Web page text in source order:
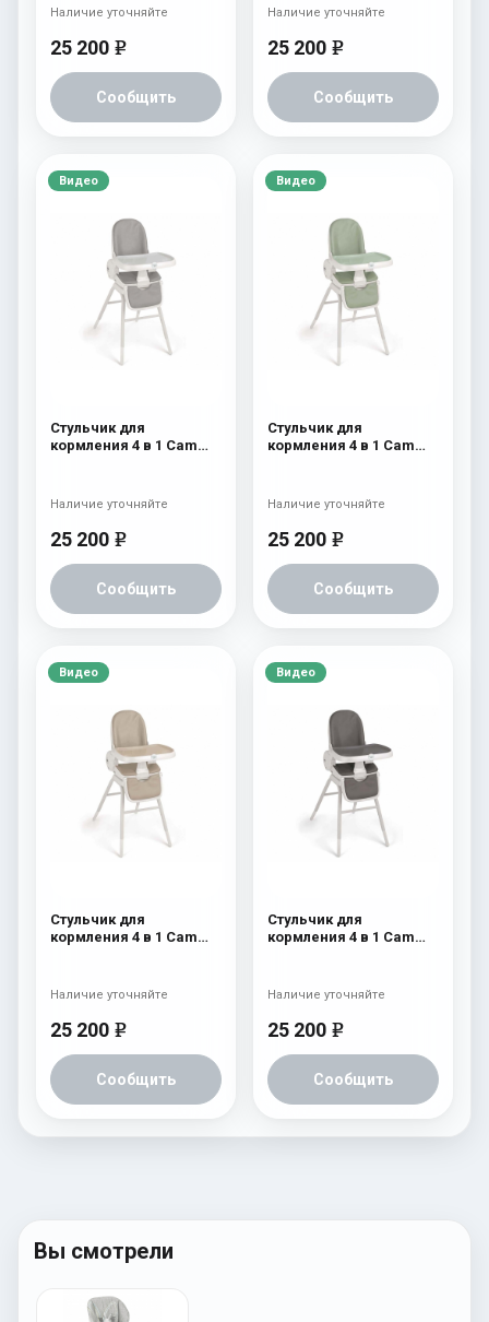
25 200 e
Сообщить
Наличие уточняйте
25 200 e
Сообщить
Наличие уточняйте
Видео
Стульчик для
кормления 4 в 1 Cam
25 200 e
Сообщить
Наличие уточняйте
Видео
Стульчик для
кормления 4 в 1 Cam
25 200 e
Сообщить
Наличие уточняйте
Видео
Стульчик для
кормления 4 в 1 Cam
25 200 e
Сообщить
Наличие уточняйте
Видео
Стульчик для
кормления 4 в 1 Cam
25 200 e
Сообщить
Наличие уточняйте
Вы смотрели